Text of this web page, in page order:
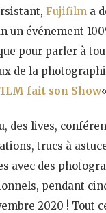
Fujifilm a
un événement
pour parler à
de la
fait son Show
des lives,
trucs à
avec des
pendant
2020 ! Tout